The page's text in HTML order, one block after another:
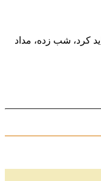
کرد، شب زده، مداد